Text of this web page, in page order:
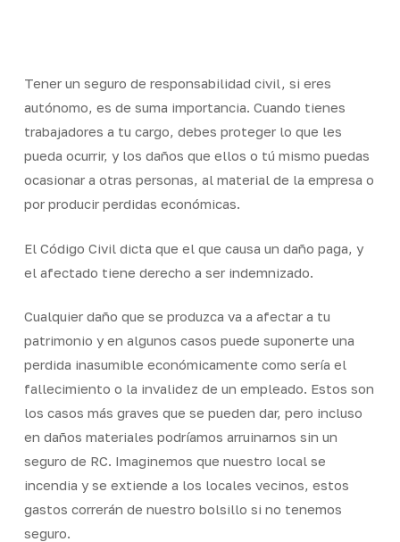
contentTener un seguro de responsabilidad civil, si eres
autónomo, es de suma importancia. Cuando tienes
trabajadores a tu cargo, debes proteger lo que les
pueda ocurrir, y los daños que ellos o tú mismo puedas
ocasionar a otras personas, al material de la empresa o
por producir perdidas económicas.
El Código Civil dicta que el que causa un daño paga, y
el afectado tiene derecho a ser indemnizado.
Cualquier daño que se produzca va a afectar a tu
patrimonio y en algunos casos puede suponerte una
perdida inasumible económicamente como sería el
fallecimiento o la invalidez de un empleado. Estos son
los casos más graves que se pueden dar, pero incluso
en daños materiales podríamos arruinarnos sin un
seguro de RC. Imaginemos que nuestro local se
incendia y se extiende a los locales vecinos, estos
gastos correrán de nuestro bolsillo si no tenemos
seguro.